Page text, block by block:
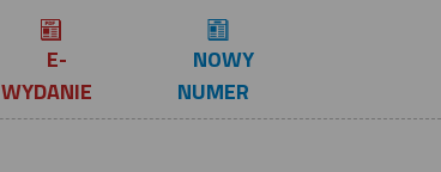
E-
WYDANIE
NOWY
NUMER